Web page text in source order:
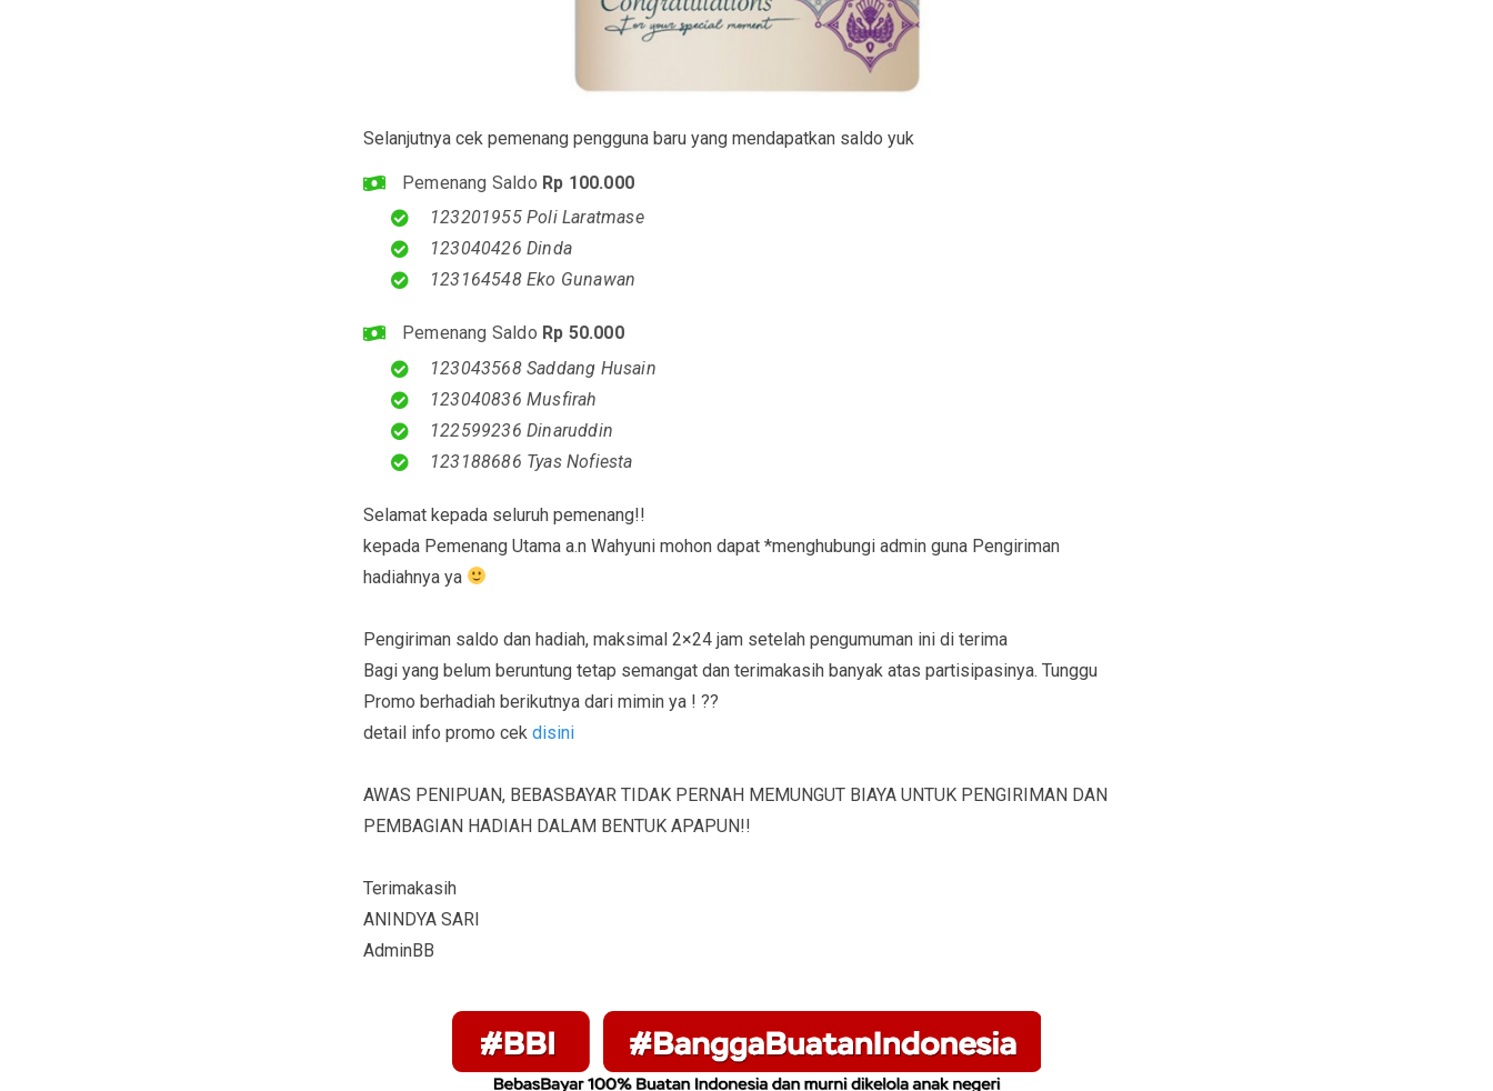
Selanjutnya cek pemenang pengguna baru yang mendapatkan saldo yuk
Pemenang Saldo Rp 100.000
123201955 Poli Laratmase
123040426 Dinda
123164548 Eko Gunawan
Pemenang Saldo Rp 50.000
123043568 Saddang Husain
123040836 Musfirah
122599236 Dinaruddin
123188686 Tyas Nofiesta
Selamat kepada seluruh pemenang!!
kepada Pemenang Utama a.n Wahyuni mohon dapat *menghubungi admin guna Pengiriman
hadiahnya ya
Pengiriman saldo dan hadiah, maksimal 2×24 jam setelah pengumuman ini di terima
Bagi yang belum beruntung tetap semangat dan terimakasih banyak atas partisipasinya. Tunggu
Promo berhadiah berikutnya dari mimin ya ! ??
detail info promo cek disini
AWAS PENIPUAN, BEBASBAYAR TIDAK PERNAH MEMUNGUT BIAYA UNTUK PENGIRIMAN DAN
PEMBAGIAN HADIAH DALAM BENTUK APAPUN!!
Terimakasih
ANINDYA SARI
AdminBB